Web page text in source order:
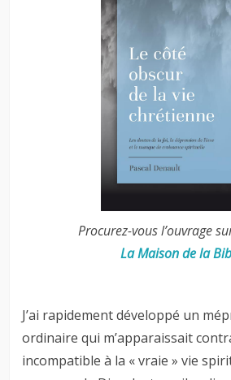
Procurez-vous l’ouvrage
La Maison de la
J’ai rapidement développé un
ordinaire qui m’apparaissait
incompatible à la « vraie » vie